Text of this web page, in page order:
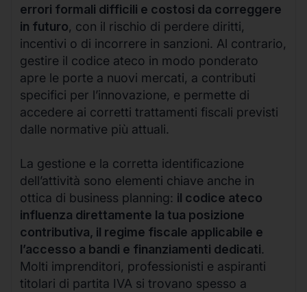
errori formali difficili e costosi da correggere
in futuro, con il rischio di perdere diritti,
incentivi o di incorrere in sanzioni. Al contrario,
gestire il codice ateco in modo ponderato
apre le porte a nuovi mercati, a contributi
specifici per l’innovazione, e permette di
accedere ai corretti trattamenti fiscali previsti
dalle normative più attuali.
La gestione e la corretta identificazione
dell’attività sono elementi chiave anche in
ottica di business planning: il codice ateco
influenza direttamente la tua posizione
contributiva, il regime fiscale applicabile e
l’accesso a bandi e finanziamenti dedicati.
Molti imprenditori, professionisti e aspiranti
titolari di partita IVA si trovano spesso a